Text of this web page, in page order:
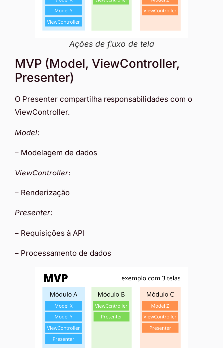
Ações de fluxo de tela
MVP (Model, ViewController,
Presenter)
O Presenter compartilha responsabilidades com o
ViewController.
Model:
– Modelagem de dados
ViewController:
– Renderização
Presenter:
– Requisições à API
– Processamento de dados